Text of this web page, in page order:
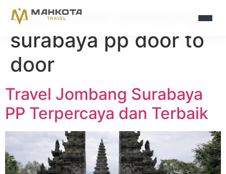
Tag:travel jombang
surabaya pp door to
door
Travel Jombang Surabaya
PP Terpercaya dan Terbaik